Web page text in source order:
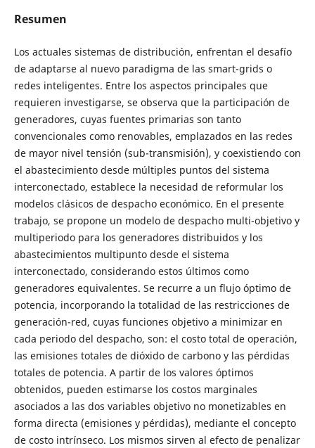
Resumen
Los actuales sistemas de distribución, enfrentan el desafío
de adaptarse al nuevo paradigma de las smart-grids o
redes inteligentes. Entre los aspectos principales que
requieren investigarse, se observa que la participación de
generadores, cuyas fuentes primarias son tanto
convencionales como renovables, emplazados en las redes
de mayor nivel tensión (sub-transmisión), y coexistiendo con
el abastecimiento desde múltiples puntos del sistema
interconectado, establece la necesidad de reformular los
modelos clásicos de despacho económico. En el presente
trabajo, se propone un modelo de despacho multi-objetivo y
multiperiodo para los generadores distribuidos y los
abastecimientos multipunto desde el sistema
interconectado, considerando estos últimos como
generadores equivalentes. Se recurre a un flujo óptimo de
potencia, incorporando la totalidad de las restricciones de
generación-red, cuyas funciones objetivo a minimizar en
cada periodo del despacho, son: el costo total de operación,
las emisiones totales de dióxido de carbono y las pérdidas
totales de potencia. A partir de los valores óptimos
obtenidos, pueden estimarse los costos marginales
asociados a las dos variables objetivo no monetizables en
forma directa (emisiones y pérdidas), mediante el concepto
de costo intrínseco. Los mismos sirven al efecto de penalizar